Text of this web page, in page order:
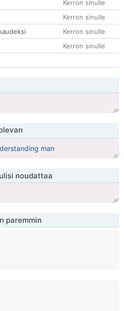
Kerron sinulle
Kerron sinulle
Kerron sinulle
Kerron sinulle
man
noudattaa
paremmin